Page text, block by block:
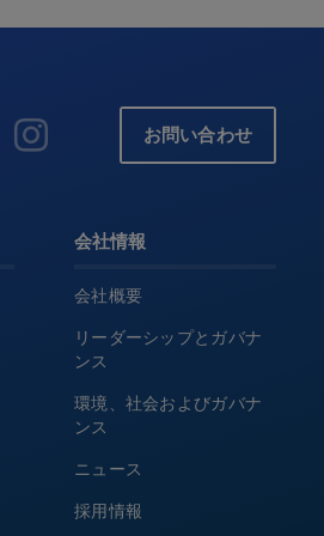
お問い合わせ
会社情報
会社概要
リーダーシップとガバナ
ンス
環境、社会およびガバナ
ンス
ニュース
採用情報